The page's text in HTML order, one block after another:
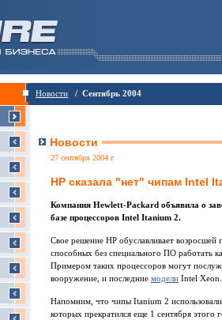
Новости / Сентябрь 2004
Новости
27 сентября 2004 г
HP сказала "нет" чипам Intel
Компания Hewlett-Packard объявила о
базе процессоров Intel Itanium 2.
Свое решение HP обуславливает
способных без специального ПО работать
Примером таких процессоров могут
вооружение, и последние модели Intel Xeon.
Напомним, что чипы Itanium 2
которых прекратился еще 1 сентября этого